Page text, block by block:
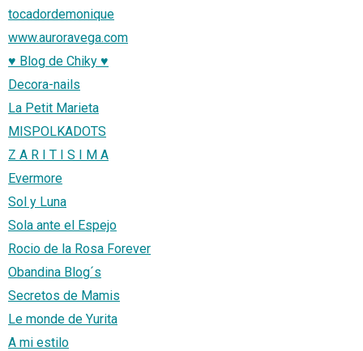
tocadordemonique
www.auroravega.com
♥ Blog de Chiky ♥
Decora-nails
La Petit Marieta
MISPOLKADOTS
Z A R I T I S I M A
Evermore
Sol y Luna
Sola ante el Espejo
Rocio de la Rosa Forever
Obandina Blog´s
Secretos de Mamis
Le monde de Yurita
A mi estilo